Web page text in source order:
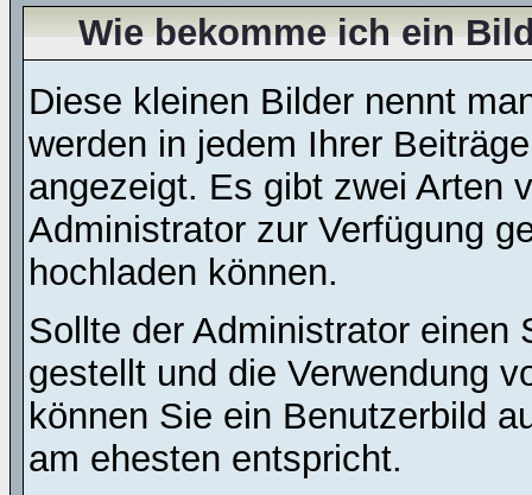
Wie bekomme ich ein
Diese kleinen Bilder nennt
werden in jedem Ihrer
angezeigt. Es gibt zwei Arten
Administrator zur Verfügung
hochladen können.
Sollte der Administrator einen
gestellt und die Verwendung
können Sie ein Benutzerbild
am ehesten entspricht.